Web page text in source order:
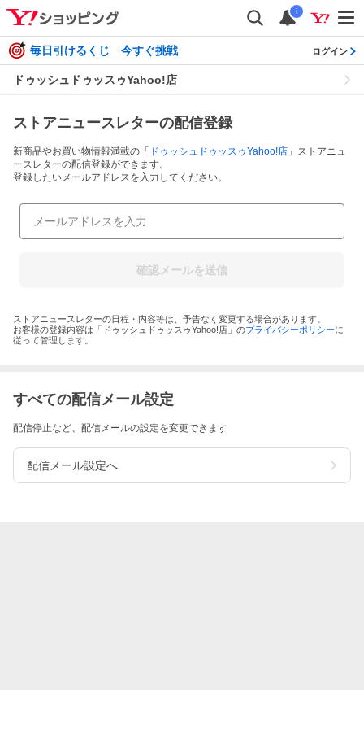
i
毎日引けるくじ 今すぐ挑戦 ログイン
ドゥッシュドゥッスゥYahoo!店
ストアニュースレターの配信登録
新商品やお買い物情報満載の「 ドゥッシュドゥッスゥYahoo!店 」ストアニュ
ースレターの配信登録ができます。
登録したいメールアドレスを入力してください。
確認メールを送信
ストアニュースレターの日程・内容等は、予告なく変更する場合があります。
お客様の登録内容は「 ドゥッシュドゥッスゥYahoo!店 」のプライバシーポリシーに
従って管理します。
すべての配信メール設定
配信停止など、配信メールの設定を変更できます
配信メール設定へ